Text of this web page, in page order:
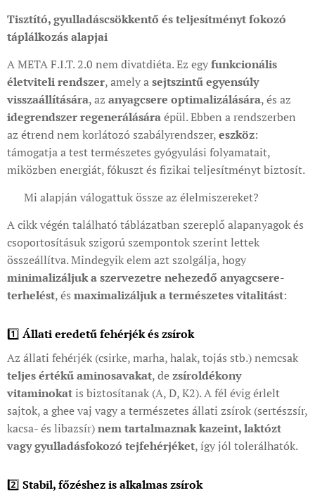
Tisztító, gyulladáscsökkentő és teljesítményt fokozó
táplálkozás alapjai
A META F.I.T. 2.0 nem divatdiéta. Ez egyfunkcionális
életviteli rendszer, amely asejtszintű egyensúly
visszaállítására, az anyagcsere optimalizálására, és az
idegrendszer regenerálásáraépül. Ebben a rendszerben
az étrend nem korlátozó szabályrendszer,eszköz:
támogatja a test természetes gyógyulási folyamatait,
miközben energiát, fókuszt és fizikai teljesítményt biztosít.
🔎 Mi alapján válogattuk össze az élelmiszereket?
A cikk végén található táblázatban szereplő alapanyagok és
csoportosításuk szigorú szempontok szerint lettek
összeállítva. Mindegyik elem azt szolgálja, hogy
minimalizáljuk a szervezetre nehezedő anyagcsere-
terhelést, és maximalizáljuk a természetes vitalitást:
1️⃣ Állati eredetű fehérjék és zsírok
Az állati fehérjék (csirke, marha, halak, tojás stb.) nemcsak
teljes értékű aminosavakat, dezsíroldékony
vitaminokatis biztosítanak (A, D, K2). A fél évig érlelt
sajtok, a ghee vaj vagy a természetes állati zsírok (sertészsír,
kacsa- és libazsír)nem tartalmaznak kazeint, laktózt
vagy gyulladásfokozó tejfehérjéket, így jól tolerálhatók.
2️⃣ Stabil, főzéshez is alkalmas zsírok